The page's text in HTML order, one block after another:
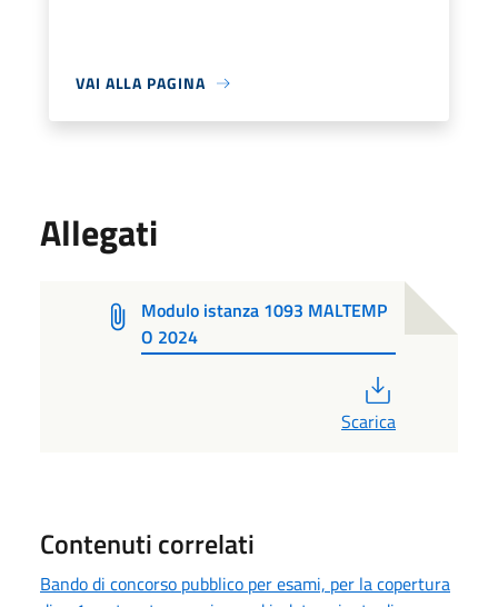
VAI ALLA PAGINA
Allegati
Modulo istanza 1093 MALTEMP
O 2024
Scarica
Contenuti correlati
Bando di concorso pubblico per esami, per la copertura